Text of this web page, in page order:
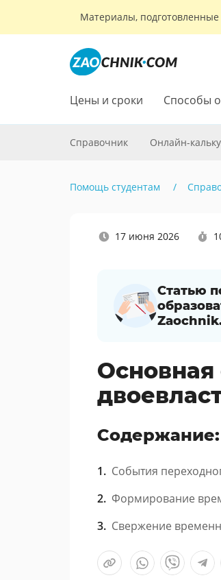
Материалы,
Цены и сроки Способы
Справочник Онлайн-
Помощь студентам
17 июня 2026
Статью
Основная
Содержание:
События
Формирование
Свержение